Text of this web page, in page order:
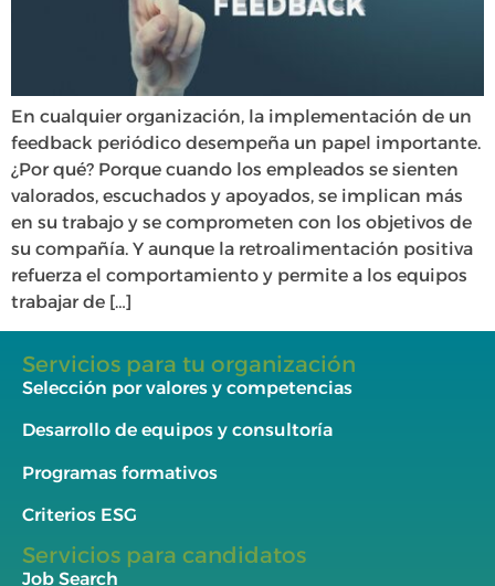
En cualquier organización, la implementación de un
feedback periódico desempeña un papel importante.
¿Por qué? Porque cuando los empleados se sienten
valorados, escuchados y apoyados, se implican más
en su trabajo y se comprometen con los objetivos de
su compañía. Y aunque la retroalimentación positiva
refuerza el comportamiento y permite a los equipos
trabajar de […]
Servicios para tu organización
Selección por valores y competencias
Desarrollo de equipos y consultoría
Programas formativos
Criterios ESG
Servicios para candidatos
Job Search